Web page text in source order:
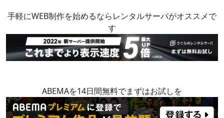
手軽にWEB制作を始めるならレンタルサーバがオススメで
す
ABEMAを14日間無料でまずはお試しを